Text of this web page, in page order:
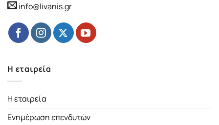
info@livanis.gr
Η εταιρεία
Η εταιρεία
Ενημέρωση επενδυτών